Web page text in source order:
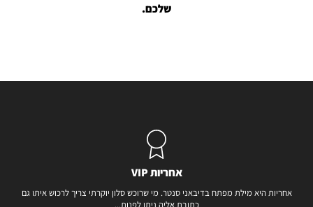
שלכם.
אחריות VIP
אחריות היא מילת מפתח בדיבאני סנטר. מי שרוכש סלון יוקרתי צריך לרכוש איתו גם
כתובת אליה ניתן לפנות...